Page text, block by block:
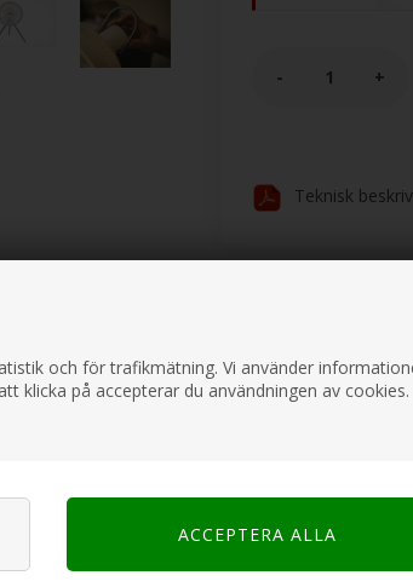
och för trafikmätning. Vi använder
klicka på accepterar du användningen av cookies.
- +
Teknisk
uppladdningsbar
belysning på campingturen är denna
gå hela natten i varma tält utan
lätt i ryggsäcken vid vandringar. USB-C-